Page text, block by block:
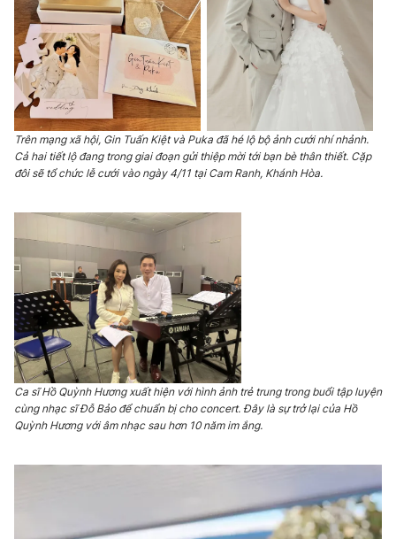
Hậu trường
Nhân vật
Khán giả
Giải sao mai
Điện ảnh
Âm nhạc
Sao
Đời sống
Du lịch
Làm đẹp
Chất lượng cuộc sống
Giáo dục
Tuyển sinh
Học trực tuyến
Công nghệ
Hitech Công nghệ tương lai
Sản phẩm
Thị trường
Tư vấn
Lịch phát sóng
Chuyên mục khác
Emagazine Podcast
Photo Infographic
VTV Thể thao
Trên mạng xã hội, Gin Tuấn Kiệt và Puka đã hé lộ bộ ảnh cưới nhí nhảnh.
Cả hai tiết lộ đang trong giai đoạn gửi thiệp mời tới bạn bè thân thiết. Cặp
đôi sẽ tổ chức lễ cưới vào ngày 4/11 tại Cam Ranh, Khánh Hòa.
Ca sĩ Hồ Quỳnh Hương xuất hiện với hình ảnh trẻ trung trong buổi tập luyện
cùng nhạc sĩ Đỗ Bảo để chuẩn bị cho concert. Đây là sự trở lại của Hồ
Quỳnh Hương với âm nhạc sau hơn 10 năm im ắng.